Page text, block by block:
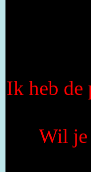
Ik heb de
Wil je